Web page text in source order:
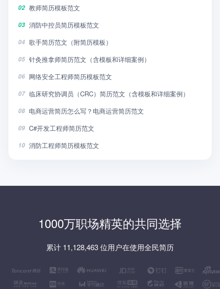
02 教师简历模板范文
03 消防中控员简历模板范文
04 歌手简历范文（附简历模板）
05 针灸推拿师简历范文（含模板和详细案例）
06 网络安全工程师简历模板范文
07 临床研究协调员（CRC）简历范文（含模板和详细案例）
08 电商运营简历怎么写？电商运营简历范文
09 C#开发工程师简历范文
10 消防工程师简历模板范文
1000万职场精英的共同选择
累计 11,128,463 位用户在使用全民简历